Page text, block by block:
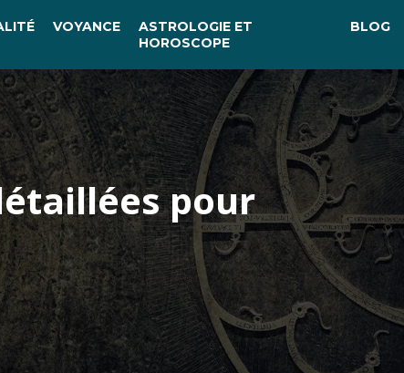
VOYANCE
ASTROLOGIE ET
HOROSCOPE
BLOG
pour